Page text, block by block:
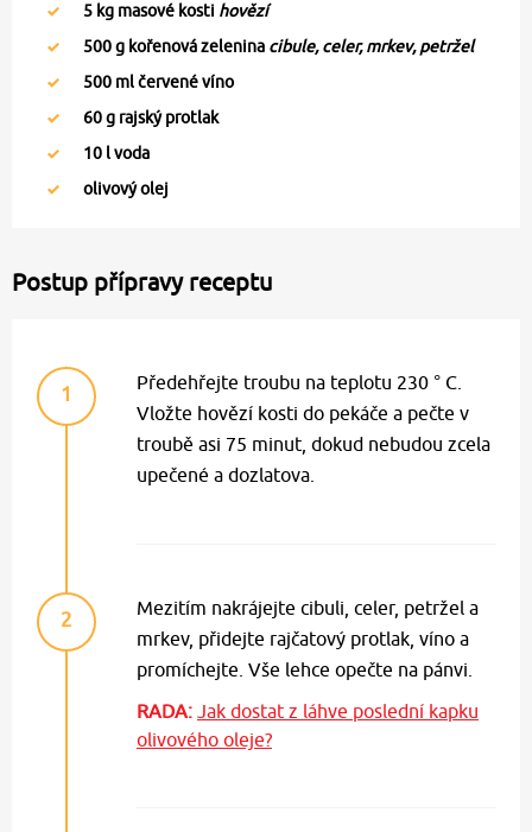
5 kg masové kosti hovězí
500g kořenová zelenina cibule, celer, mrkev, petržel
500 ml červené víno
60g rajský protlak
10 l voda
olivový olej
Postup přípravy receptu
1
Předehřejte troubu na teplotu 230 ° C.
Vložte hovězí kosti do pekáče a pečte v
troubě asi 75 minut, dokud nebudou zcela
upečené a dozlatova.
2
Mezitím nakrájejte cibuli, celer, petržel a
mrkev, přidejte rajčatový protlak, víno a
promíchejte. Vše lehce opečte na pánvi.
RADA: Jak dostat z láhve poslední kapku
olivového oleje?